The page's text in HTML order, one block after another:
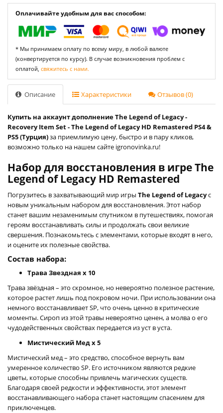
Оплачивайте удобным для вас способом:
* Мы принимаем оплату по всему миру, в любой валюте
(конвертируется по курсу). В случае возникновения проблем с
оплатой, свяжитесь с нами.
Описание Характеристики Отзывов (0)
Купить на аккаунт дополнение The Legend of Legacy -
Recovery Item Set - The Legend of Legacy HD Remastered PS4 &
PS5 (Турция)за приемлимую цену, быстро и в пару кликов,
возможно только на нашем сайте igronovinka.ru!
Набор для восстановления в игре The
Legend of Legacy HD Remastered
Погрузитесь в захватывающий мир игры The Legend of Legacyс
новым уникальным набором для восстановления. Этот набор
станет вашим незаменимым спутником в путешествиях, помогая
героям восстанавливать силы и продолжать свои великие
свершения. Познакомьтесь с элементами, которые входят в него,
и оцените их полезные свойства.
Состав набора:
Трава Звездная x 10
Трава звёздная – это скромное, но невероятно полезное растение,
которое растет лишь под покровом ночи. При использовании она
немного восстанавливает SP, что очень ценно в критические
моменты. Сироп из этой травы невероятно ценен, а молва о его
чудодейственных свойствах передается из уст в уста.
Мистический Мед x 5
Мистический мед – это средство, способное вернуть вам
умеренное количество SP. Его источником являются редкие
цветы, которые способны привлечь магических существ.
Благодаря своей редкости и эффективности, этот элемент
восстанавливающего набора станет настоящим спасением для
приключенцев.